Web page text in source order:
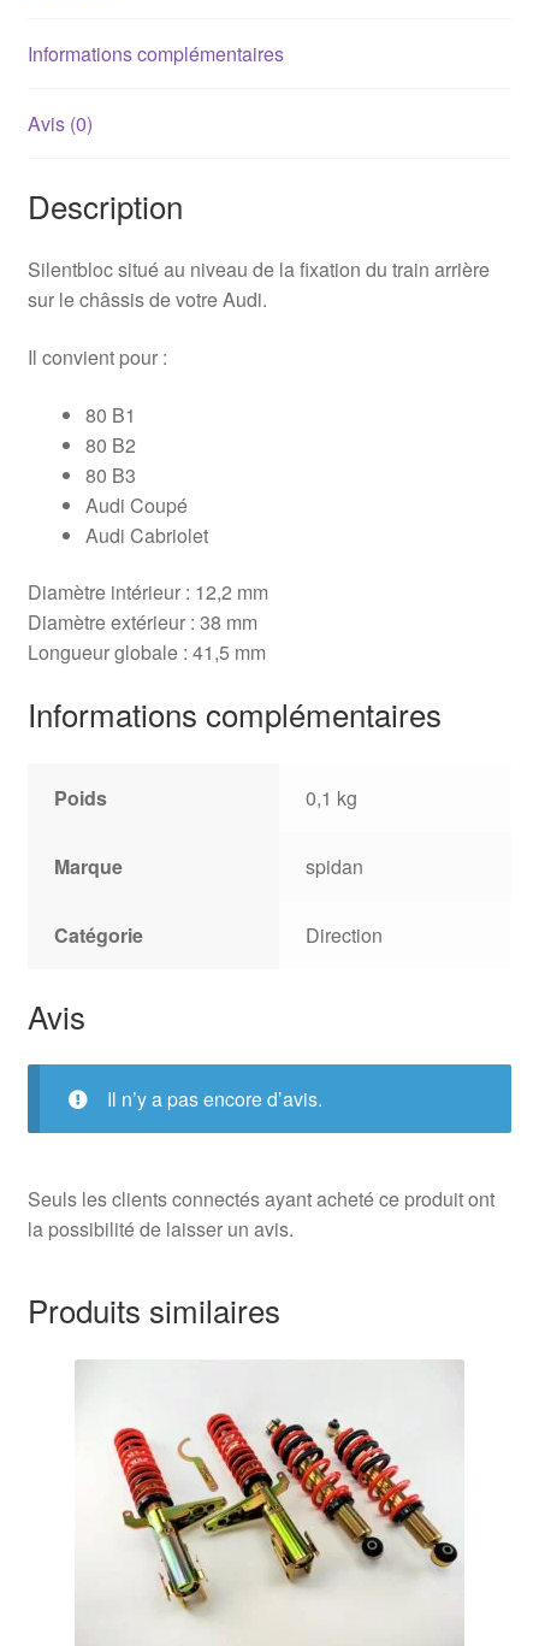
Informations complémentaires
Avis (0)
Description
Silentbloc situé au niveau de la fixation du train arrière
sur le châssis de votre Audi.
Il convient pour :
80 B1
80 B2
80 B3
Audi Coupé
Audi Cabriolet
Diamètre intérieur : 12,2 mm
Diamètre extérieur : 38 mm
Longueur globale : 41,5 mm
Informations complémentaires
Poids 0,1 kg
Marque spidan
Catégorie Direction
Avis
Il n’y a pas encore d’avis.
Seuls les clients connectés ayant acheté ce produit ont
la possibilité de laisser un avis.
Produits similaires